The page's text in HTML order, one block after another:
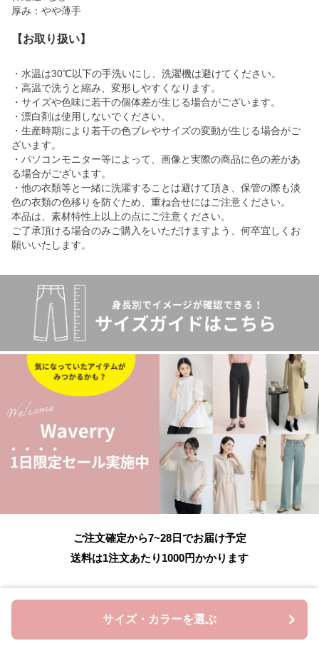
サイズ・カラーを選ぶ
厚み：やや薄手
【お取り扱い】
・水温は30℃以下の手洗いにし、洗濯機は避けてください。
・高温で洗うと縮み、変形しやすくなります。
・サイズや色味に若干の個体差が生じる場合がございます。
・漂白剤は使用しないでください。
・生産時期により若干の色ブレやサイズの変動が生じる場合がご
ざいます。
・パソコンモニター等によって、画像と実際の商品に色の差があ
る場合がございます。
・他の衣類等と一緒に洗濯することは避けて頂き、保管の際も淡
色の衣類の色移りを防ぐため、重ね合せにはご注意ください。
本品は、素材特性上以上の点にご注意ください。
ご了承頂ける場合のみご購入をいただけますよう、何卒宜しくお
願いいたします。
ご注文確定から7~28日でお届け予定
送料は1注文あたり 1000円かかります
購入時のルール
必ず購入前にお読みください。